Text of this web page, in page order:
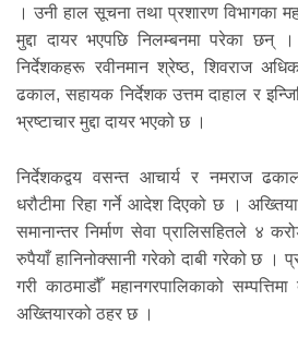
। उनी हाल सूचना तथा प्रशारण विभागका
मुद्दा दायर भएपछि निलम्बनमा परेका छन्
निर्देशकहरू रवीनमान श्रेष्ठ, शिवराज
ढकाल, सहायक निर्देशक उत्तम दाहाल र
भ्रष्टाचार मुद्दा दायर भएको छ ।
निर्देशकद्वय वसन्त आचार्य र नमराज
धरौटीमा रिहा गर्ने आदेश दिएको छ ।
समानान्तर निर्माण सेवा प्रालिसहितले ४
रुपैयाँ हानिनोक्सानी गरेको दाबी गरेको छ ।
गरी काठमाडौँ महानगरपालिकाको सम्पत्तिमा
अख्तियारको ठहर छ ।